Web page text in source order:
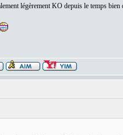
légèrement KO depuis le temps